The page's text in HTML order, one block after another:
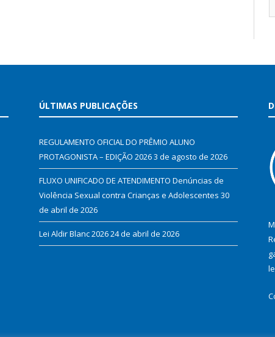
ÚLTIMAS PUBLICAÇÕES
REGULAMENTO OFICIAL DO PRÊMIO ALUNO
PROTAGONISTA – EDIÇÃO 20263 de agosto de 2026
FLUXO UNIFICADO DE ATENDIMENTO Denúncias de
Violência Sexual contra Crianças e Adolescentes 30
de abril de 2026
Lei Aldir Blanc 202624 de abril de 2026